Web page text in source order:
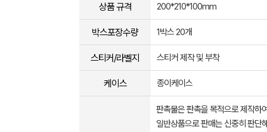
상품 규격 200*210*100mm
박스포장수량 1박스 20개
스티커/라벨지 스티커 제작 및 부착
케이스 종이케이스
판촉물은 판촉을 목적으로 제작하
일반상품으로 판매는 신중히 판단